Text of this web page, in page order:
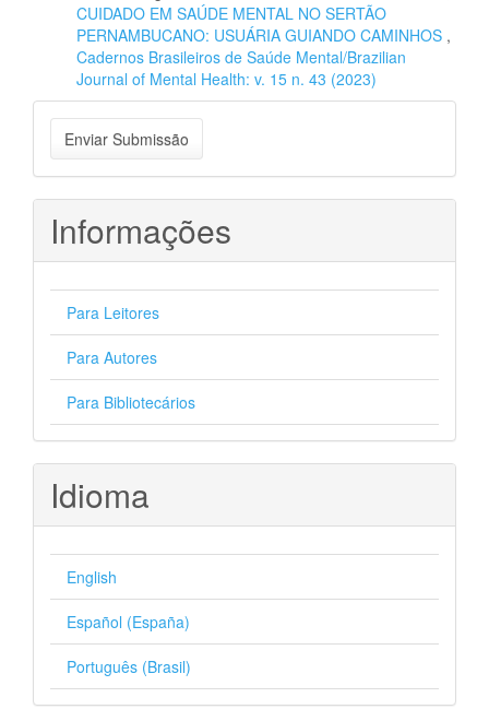
CUIDADO EM SAÚDE MENTAL NO SERTÃO
PERNAMBUCANO: USUÁRIA GUIANDO CAMINHOS ,
Cadernos Brasileiros de Saúde Mental/Brazilian
Journal of Mental Health: v. 15 n. 43 (2023)
Enviar
Submissão
Enviar Submissão
Informações
Para Leitores
Para Autores
Para Bibliotecários
Idioma
English
Español (España)
Português (Brasil)